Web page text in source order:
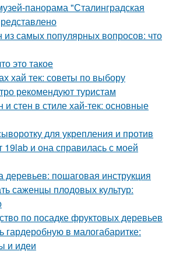
панорама "Сталинградская
самых популярных вопросов: что
это такое
хай тек: советы по выбору
рекомендуют туристам
стен в стиле хай-тек: основные
для укрепления и против
и она справилась с моей
деревьев: пошаговая инструкция
саженцы плодовых культур:
по посадке фруктовых деревьев
гардеробную в малогабаритке:
и идеи